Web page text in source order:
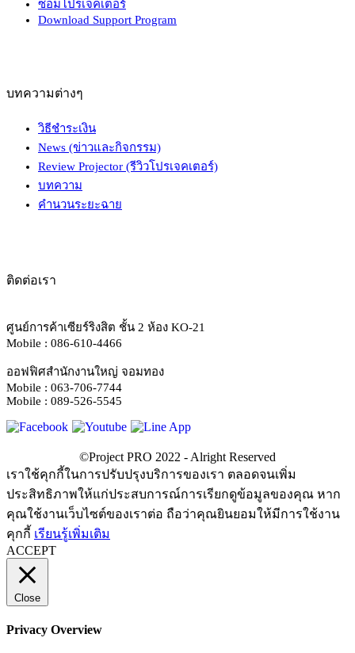
ซ่อมโปรเจคเตอร์
Download Support Program
บทความต่างๆ
วิธีชำระเงิน
News (ข่าวและกิจกรรม)
Review Projector (รีวิวโปรเจคเตอร์)
บทความ
คำนวนระยะฉาย
ติดต่อเรา
ศูนย์การค้าเซียร์ริงสิต ชั้น 2 ห้อง KO-21
Mobile : 086-610-4466
ออฟฟิศสำนักงานใหญ่ จอมทอง
Mobile : 063-706-7744
Mobile : 089-526-5545
เราใช้คุกกี้ในการปรับปรุงบริการของเรา ตลอดจนเพิ่ม
ประสิทธิภาพให้แก่ประสบการณ์การเรียกดูข้อมูลของคุณ หาก
คุณใช้งานเว็บไซต์ของเราต่อ ถือว่าคุณยินยอมให้มีการใช้งาน
คุกกี้ เรียนรู้เพิ่มเติม
ACCEPT
Close
Privacy Overview